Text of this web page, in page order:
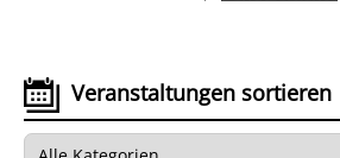
Veranstaltungen sortieren